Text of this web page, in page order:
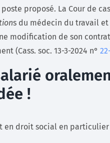
proposé. La Cour de
s du médecin du travail
modification de son
(Cass. soc. 13-3-2024 n°
!
en droit social en